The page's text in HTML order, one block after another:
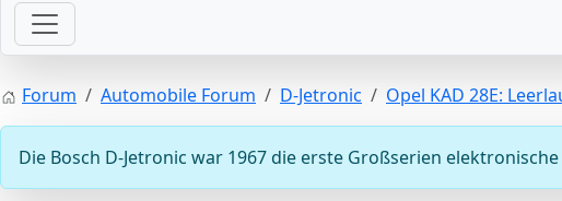
Welcome with your ignition
Forum Automobile Forum D-Jetronic Opel KAD 28E:
Die Bosch D-Jetronic war 1967 die erste Großserien